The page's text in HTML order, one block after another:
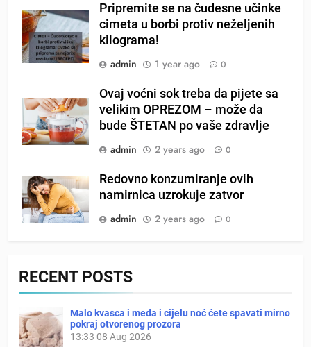
Pripremite se na čudesne učinke
cimeta u borbi protiv neželjenih
kilograma!
admin
1 year ago 0
Ovaj voćni sok treba da pijete sa
velikim OPREZOM – može da
bude ŠTETAN po vaše zdravlje
admin
2 years ago 0
Redovno konzumiranje ovih
namirnica uzrokuje zatvor
admin
2 years ago 0
RECENT POSTS
Malo kvasca i meda i cijelu noć ćete spavati mirno
pokraj otvorenog prozora
13:33 08 Aug 2026